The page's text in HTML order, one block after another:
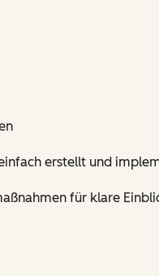
erstellt und
für klare